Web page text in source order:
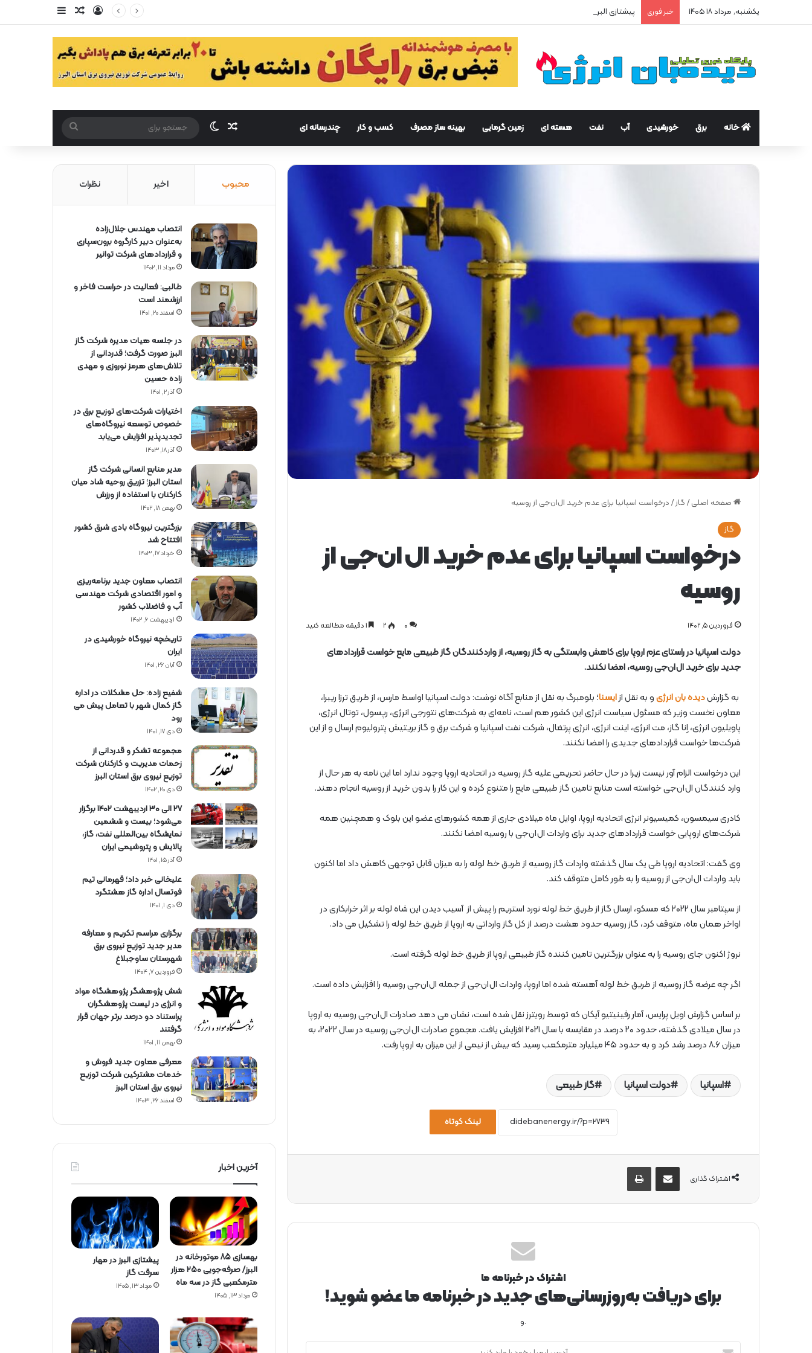
یکشنبه, مرداد ۱۸ ۱۴۰۵ خبر فوری پیشتازی البرز در مهار سرقت گاز ورود مقاله تصادفی
خانه برق خورشیدی آب نفت هسته ای زمین گرمایی بهینه ساز مصرف کسب و کار چندرسانه ای مقاله تصادفی
تغییر پوست
برای
صفحه اصلی / گاز/ درخواست اسپانیا برای عدم خرید ال‌ان‌جی از روسیه
گاز
درخواست اسپانیا برای عدم خرید ال‌ان‌جی از
روسیه
فروردین ۵, ۱۴۰۲ 0 ۲
دولت اسپانیا در راستای عزم اروپا برای کاهش وابستگی به گاز روسیه، از واردکنندگان گاز طبیعی مایع خواست قراردادهای
جدید برای خرید ال‌ان‌جی روسیه، امضا نکنند.
به گزارشدیده بان انرژیو به نقل ازایسنا؛ بلومبرگ به نقل از منابع آگاه نوشت: دولت اسپانیا اواسط مارس، از طریق ترزا ریبرا،
معاون نخست وزیر که مسئول سیاست انرژی این کشور هم است، نامه‌ای به شرکت‌های نتورجی انرژی، رپسول، توتال انرژی،
پاویلیون انرژی، اِنا گاز، مت انرژی، اینت انرژی، انرژی پرتغال، شرکت نفت اسپانیا و شرکت برق و گاز بریتیش پترولیوم ارسال و از این
شرکت‌ها خواست قراردادهای جدیدی را امضا نکنند.
این درخواست الزام آور نیست زیرا در حال حاضر تحریمی علیه گاز روسیه در اتحادیه اروپا وجود ندارد اما این نامه به هر حال از
وارد کنندگان ال‌ان‌جی خواسته است منابع تامین گاز طبیعی مایع را متنوع کرده و این کار را بدون خرید از روسیه انجام دهند.
کادری سیمسون، کمیسیونر انرژی اتحادیه اروپا، اوایل ماه میلادی جاری از همه کشورهای عضو این بلوک و همچنین همه
شرکت‌های اروپایی خواست قراردادهای جدید برای واردات ال‌ان‌جی با روسیه امضا نکنند.
وی گفت: اتحادیه اروپا طی یک سال گذشته واردات گاز روسیه از طریق خط لوله را به میزان قابل توجهی کاهش داد اما اکنون
باید واردات ال‌ان‌جی از روسیه را به طور کامل متوقف کند.
از سپتامبر سال ۲۰۲۲ که مسکو، ارسال گاز از طریق خط لوله نورد استریم را پیش از آسیب دیدن این شاه لوله بر اثر خرابکاری در
اواخر همان ماه، متوقف کرد، گاز روسیه حدود هشت درصد از کل گاز وارداتی به اروپا از طریق خط لوله را تشکیل می داد.
نروژ اکنون جای روسیه را به عنوان بزرگترین تامین کننده گاز طبیعی اروپا از طریق خط لوله گرفته است.
اگر چه عرضه گاز روسیه از طریق خط لوله آهسته شده اما اروپا، واردات ال‌ان‌جی از جمله ال‌ان‌جی روسیه را افزایش داده است.
بر اساس گزارش اویل پرایس، آمار رفینیتیو آیکان که توسط رویترز نقل شده است، نشان می دهد صادرات ال‌ان‌جی روسیه به اروپا
در سال میلادی گذشته، حدود ۲۰ درصد در مقایسه با سال ۲۰۲۱ افزایش یافت. مجموع صادرات ال‌ان‌جی روسیه در سال ۲۰۲۲، به
میزان ۸.۶ درصد رشد کرد و به حدود ۴۵ میلیارد مترمکعب رسید که بیش از نیمی از این میزان به اروپا رفت.
اسپانیا دولت اسپانیا گاز طبیعی
لینک کوتاه
اشتراک گذاری
از طریق ایمیل به اشتراک بگذارید
اشتراک در خبرنامه ما
برای دریافت به‌روزرسانی‌های جدید در خبرنامه ما عضو شوید!
.و
آ
محبوب اخیر نظرات
انتصاب مهندس جلال‌زاده
به‌عنوان دبیر كارگروه برون‌سپاری
و قراردادهای شركت توانیر
مرداد ۱۱, ۱۴۰۲
طالبی: فعالیت در حراست فاخر و
ارزشمند است
اسفند ۲۰, ۱۴۰۱
در جلسه هیات مدیره شرکت گاز
البرز صورت گرفت؛ قدردانی از
تلاش‌های هرمز نوروزی و مهدی
زاده حسین
آذر ۲, ۱۴۰۱
اختیارات شرکت‌های توزیع برق در
خصوص توسعه نیروگاه‌های
تجدیدپذیر افزایش می‌یابد
آذر ۱۸, ۱۴۰۳
مدیر منابع انسانی شرکت گاز
استان البرز؛ تزریق روحیه شاد میان
کارکنان با استفاده از ورزش
بهمن ۱۸, ۱۴۰۲
بزرگترین نیروگاه بادی شرق کشور
افتتاح شد
خرداد ۱۷, ۱۴۰۳
انتصاب معاون جدید برنامه‌ریزی
و امور اقتصادی شرکت مهندسی
آب و فاضلاب کشور
اردیبهشت ۶, ۱۴۰۲
تاریخچه نیروگاه خورشیدی در
ایران
آبان ۲۶, ۱۴۰۱
شفیع زاده: حل مشکلات در اداره
گاز کمال شهر با تعامل پیش می
رود
دی ۱۷, ۱۴۰۱
مجموعه تشکر و قدردانی از
زحمات مدیریت و کارکنان شرکت
توزیع نیروی برق استان البرز
دی ۲۰, ۱۴۰۲
27 الی 30 اردیبهشت 1402 برگزار
می‌شود؛ بیست و ششمین
نمایشگاه بین‌المللی نفت، گاز،
پالایش و پتروشیمی ایران
آذر ۱۵, ۱۴۰۱
علیخانی خبر داد؛ قهرمانی تیم
فوتسال اداره گاز هشتگرد
دی ۱, ۱۴۰۱
برگزاری مراسم تكریم و معارفه
مدیر جدید توزیع نیروی برق
شهرستان ساوجبلاغ
فروردین ۷, ۱۴۰۴
شش پژوهشگر پژوهشگاه مواد
و انرژی در لیست پژوهشگران
پراستناد دو درصد برتر جهان قرار
گرفتند
بهمن ۱۱, ۱۴۰۱
معرفی معاون جدید فروش و
خدمات مشتركین شركت توزیع
نیروی برق استان البرز
اسفند ۲۶, ۱۴۰۳
آخرین اخبار
بهسازی ۸۵ موتورخانه در
البرز/ صرفه‌جویی ۲۵۰ هزار
مترمکعبی گاز در سه ماه
مرداد ۱۳, ۱۴۰۵
پیشتازی البرز در مهار
سرقت گاز
مرداد ۱۳, ۱۴۰۵